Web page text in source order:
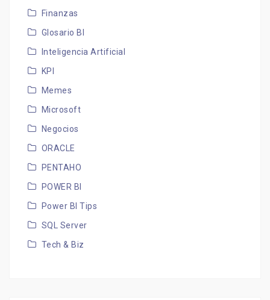
Finanzas
Glosario BI
Inteligencia Artificial
KPI
Memes
Microsoft
Negocios
ORACLE
PENTAHO
POWER BI
Power BI Tips
SQL Server
Tech & Biz